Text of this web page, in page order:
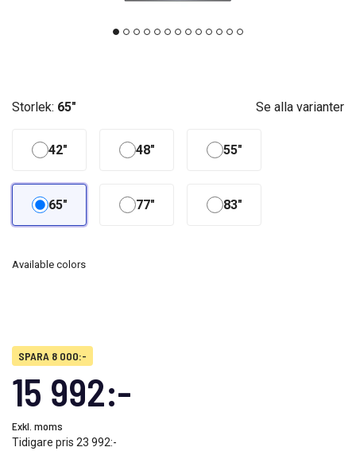
SPARA 8 000:-
15 992:-
Exkl. moms
Tidigare pris 23 992:-
Storlek: 65" Se alla varianter
42" 48" 55"
65" 77" 83"
Available colors